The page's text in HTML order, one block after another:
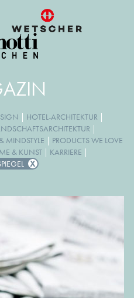
| HOTEL-ARCHITEKTUR |
|
MINDSTYLE | PRODUCTS WE LOVE
& KUNST | KARRIERE |